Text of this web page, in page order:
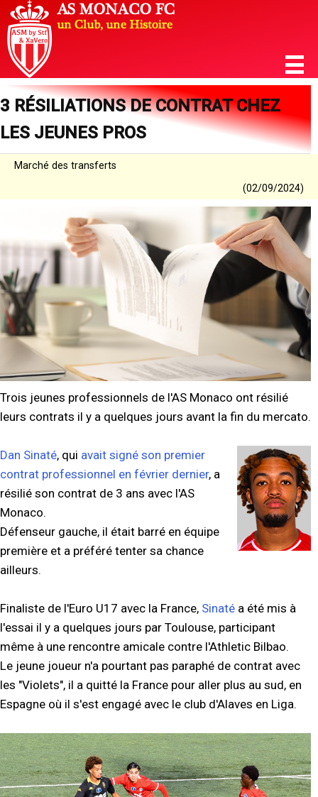
3 RÉSILIATIONS DE CONTRAT CHEZ
LES JEUNES PROS
Marché des transferts
(02/09/2024)
Trois jeunes professionnels de l'AS Monaco ont résilié
leurs contrats il y a quelques jours avant la fin du mercato.
Dan Sinaté, qui avait signé son premier
contrat professionnel en février dernier, a
résilié son contrat de 3 ans avec l'AS
Monaco.
Défenseur gauche, il était barré en équipe
première et a préféré tenter sa chance
ailleurs.
Finaliste de l'Euro U17 avec la France, Sinaté a été mis à
l'essai il y a quelques jours par Toulouse, participant
même à une rencontre amicale contre l'Athletic Bilbao.
Le jeune joueur n'a pourtant pas paraphé de contrat avec
les "Violets", il a quitté la France pour aller plus au sud, en
Espagne où il s'est engagé avec le club d'Alaves en Liga.